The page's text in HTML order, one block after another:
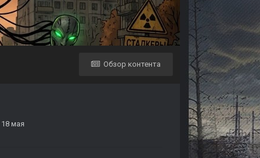
Обзор контента
18 мая